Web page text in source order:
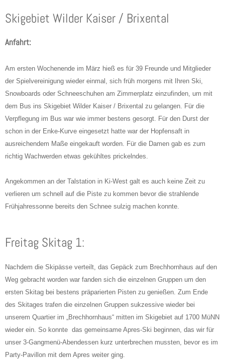
Skigebiet Wilder Kaiser / Brixental
Anfahrt:
Am ersten Wochenende im März hieß es für 39 Freunde und Mitglieder
der Spielvereinigung wieder einmal, sich früh morgens mit Ihren Ski,
Snowboards oder Schneeschuhen am Zimmerplatz einzufinden, um mit
dem Bus ins Skigebiet Wilder Kaiser / Brixental zu gelangen. Für die
Verpflegung im Bus war wie immer bestens gesorgt. Für den Durst der
schon in der Enke-Kurve eingesetzt hatte war der Hopfensaft in
ausreichendem Maße eingekauft worden. Für die Damen gab es zum
richtig Wachwerden etwas gekühltes prickelndes.
Angekommen an der Talstation in Ki-West galt es auch keine Zeit zu
verlieren um schnell auf die Piste zu kommen bevor die strahlende
Frühjahressonne bereits den Schnee sulzig machen konnte.
Freitag Skitag 1:
Nachdem die Skipässe verteilt, das Gepäck zum Brechhornhaus auf den
Weg gebracht worden war fanden sich die einzelnen Gruppen um den
ersten Skitag bei bestens präparierten Pisten zu genießen. Zum Ende
des Skitages trafen die einzelnen Gruppen sukzessive wieder bei
unserem Quartier im „Brechhornhaus“ mitten im Skigebiet auf 1700 MüNN
wieder ein. So konnte das gemeinsame Apres-Ski beginnen, das wir für
unser 3-Gangmenü-Abendessen kurz unterbrechen mussten, bevor es im
Party-Pavillon mit dem Apres weiter ging.